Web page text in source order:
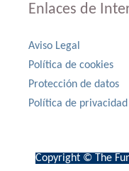
Enlaces de
Aviso Legal
Política de cookies
Protección de datos
Política de privacidad
Copyright © The